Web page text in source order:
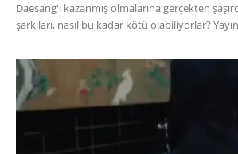
Daesang'ı kazanmış olmalarına gerçekten
şarkıları, nasıl bu kadar kötü olabiliyorlar?